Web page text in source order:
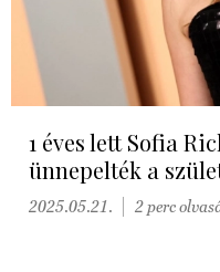
1 éves lett Sofia
ünnepelték a
2025.05.21. 2 perc